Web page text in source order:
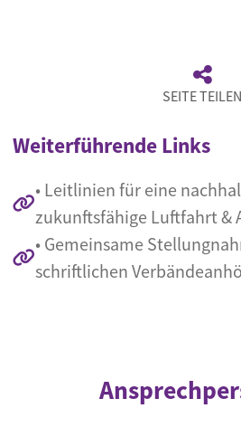
SEITE TEILEN
Weiterführende Links
• Leitlinien für eine
zukunftsfähige Luftfahrt &
• Gemeinsame
schriftlichen